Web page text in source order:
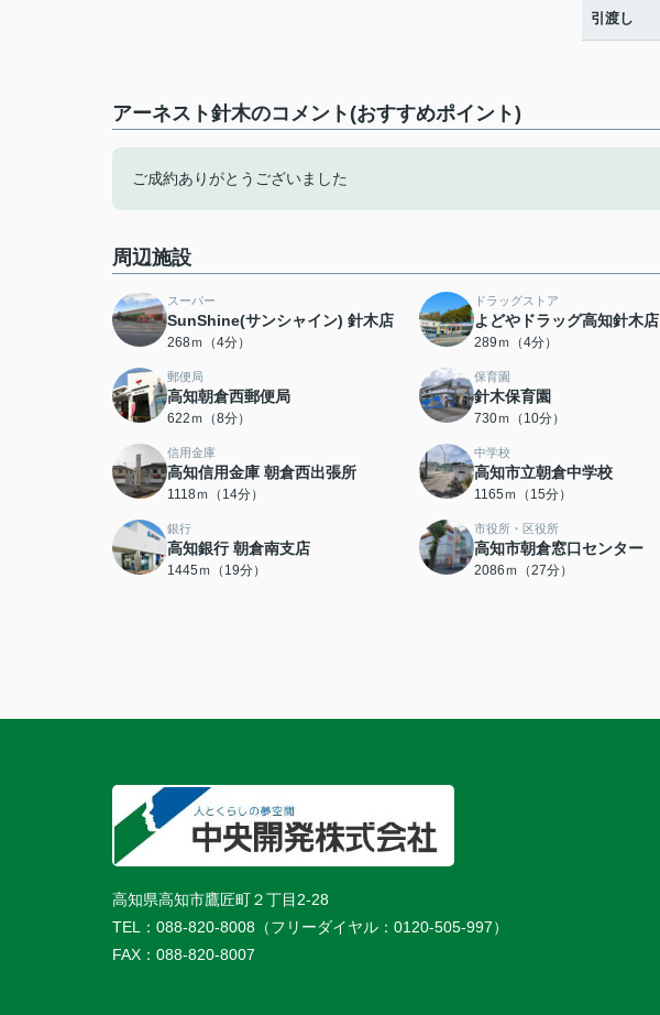
引渡し
アーネスト針木のコメント(おすすめポイント)
ご成約ありがとうございました
周辺施設
スーパー
SunShine(サンシャイン) 針木店
268ｍ（4分）
ドラッグストア
よどやドラッグ高知針木店
289ｍ（4分）
郵便局
高知朝倉西郵便局
622ｍ（8分）
保育園
針木保育園
730ｍ（10分）
信用金庫
高知信用金庫 朝倉西出張所
1118ｍ（14分）
中学校
高知市立朝倉中学校
1165ｍ（15分）
銀行
高知銀行 朝倉南支店
1445ｍ（19分）
市役所・区役所
高知市朝倉窓口センター
2086ｍ（27分）
高知県高知市鷹匠町２丁目2-28
TEL： 088-820-8008（フリーダイヤル：0120-505-997）
FAX： 088-820-8007